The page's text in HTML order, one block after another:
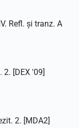
Refl. și tranz. A
2. [DEX '09]
2. [MDA2]